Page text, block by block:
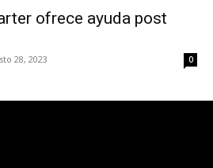
ofrece ayuda post
28, 2023 0